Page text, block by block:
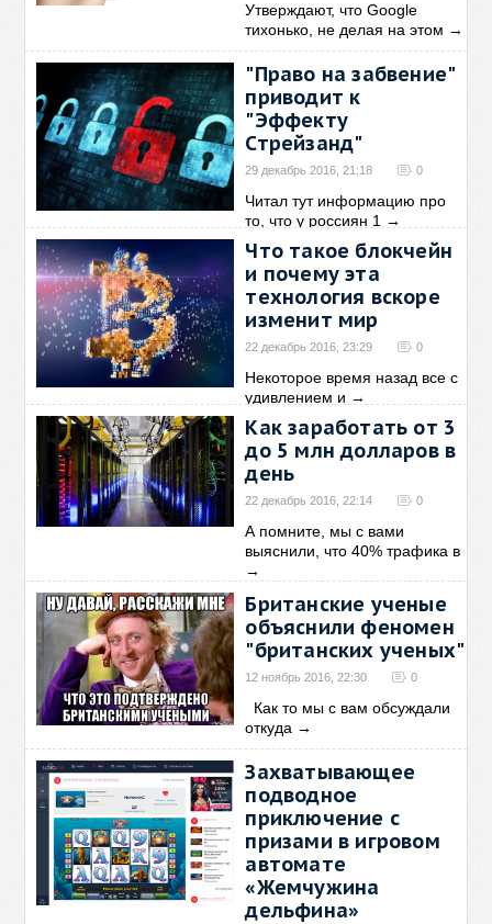
Утверждают, что Google
тихонько, не делая на этом →
"Право на забвение"
приводит к
"Эффекту
Стрейзанд"
29 декабрь 2016, 21:18 0
Читал тут информацию про
то, что у россиян 1 →
Что такое блокчейн
и почему эта
технология вскоре
изменит мир
22 декабрь 2016, 23:29 0
Некоторое время назад все с
удивлением и →
Как заработать от 3
до 5 млн долларов в
день
22 декабрь 2016, 22:14 0
А помните, мы с вами
выяснили, что 40% трафика в
→
Британские ученые
объяснили феномен
"британских ученых"
12 ноябрь 2016, 22:30 0
Как то мы с вам обсуждали
откуда →
Захватывающее
подводное
приключение с
призами в игровом
автомате
«Жемчужина
дельфина»